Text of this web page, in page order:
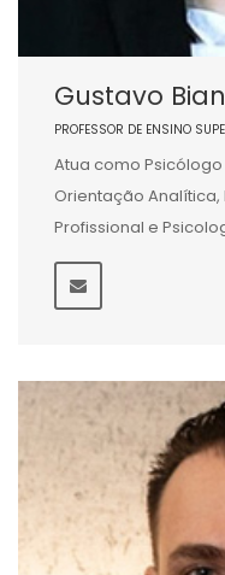
Gustavo
PROFESSOR DE ENSINO
Atua como
Orientação
Profissional e